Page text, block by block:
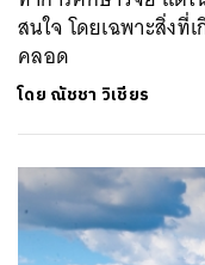
สนใจ โดยเฉพาะสิ่งที่
คลอด
โดย ณัชชา วิเชียร